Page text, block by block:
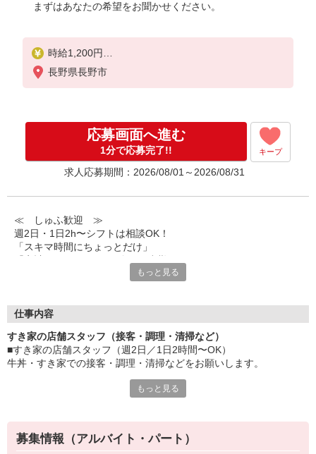
まずはあなたの希望をお聞かせください。
時給1,200円
※22:00〜翌5:00：時給1,500円
※高校生時給1,100円
長野県長野市
応募画面へ進む
1分で応募完了!! キープ
求人応募期間：2026/08/01～2026/08/31
≪ しゅふ歓迎 ≫
週2日・1日2h〜シフトは相談OK！
「スキマ時間にちょっとだけ」
など、自分らしく活躍できますよ。
■髪型・髪色自由
■給与前払い可
急な出費も安心♪
■社員登用あり
将来を考えている方は必見です。
与兵衛、オリーブの丘、焼肉いちばんなどを経営しているゼンシ
ョーグループ！
その中のひとつ『すき家』でお仕事しませんか？
もっと見る
仕事内容
すき家の店舗スタッフ（接客・調理・清掃など）
■すき家の店舗スタッフ（週2日／1日2時間〜OK）
牛丼・すき家での接客・調理・清掃などをお願いします。
あなたの笑顔で！
すばやく提供！
もっと見る
募集情報（アルバイト・パート）